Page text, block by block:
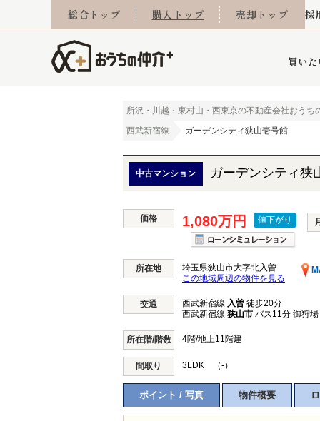
総合トップ 購入トップ 売却トップ 採
買い
当社お預かり物件 グループ会社施工物件
今月の住宅ローン金利 当社提携金融機関
所沢市 川越市
東久留米市
小平市 練馬区
相続 住み替え 離婚 不動
西東京市 東久留米市 東村山市
小手指営業所 所沢営業所 東所沢
おうちLABO おうちのリフォーム
所沢・川越・東村山・西東京の不動産会社おう
西武新宿線
ガーデンシティ狭山壱号館
中古マンション ガーデンシティ狭
価格 1,080万円 値下がり
所在地 埼玉県狭山市大字北入曽
この地域周辺の物件を見る
交通 西武新宿線 入曽 徒歩20分
西武新宿線 狭山市 バス11分 御狩
所在階/階数 4階/地上11階建
間取り 3LDK （-）
ポイント / 写真 物件概要